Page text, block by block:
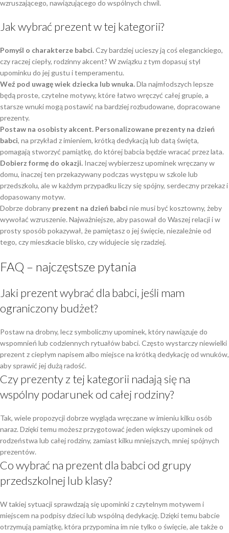
wzruszającego, nawiązującego do wspólnych chwil.
Jak wybrać prezent w tej kategorii?
Pomyśl o charakterze babci.Czy bardziej ucieszy ją coś eleganckiego,
czy raczej ciepły, rodzinny akcent? W związku z tym dopasuj styl
upominku do jej gustu i temperamentu.
Weź pod uwagę wiek dziecka lub wnuka.Dla najmłodszych lepsze
będą proste, czytelne motywy, które łatwo wręczyć całej grupie, a
starsze wnuki mogą postawić na bardziej rozbudowane, dopracowane
prezenty.
Postaw na osobisty akcent. Personalizowane prezenty na dzień
babci, na przykład z imieniem, krótką dedykacją lub datą święta,
pomagają stworzyć pamiątkę, do której babcia będzie wracać przez lata.
Dobierz formę do okazji. Inaczej wybierzesz upominek wręczany w
domu, inaczej ten przekazywany podczas występu w szkole lub
przedszkolu, ale w każdym przypadku liczy się spójny, serdeczny przekaz i
dopasowany motyw.
Dobrze dobrany prezent na dzień babci nie musi być kosztowny, żeby
wywołać wzruszenie. Najważniejsze, aby pasował do Waszej relacji i w
prosty sposób pokazywał, że pamiętasz o jej święcie, niezależnie od
tego, czy mieszkacie blisko, czy widujecie się rzadziej.
FAQ – najczęstsze pytania
Jaki prezent wybrać dla babci, jeśli mam
ograniczony budżet?
Postaw na drobny, lecz symboliczny upominek, który nawiązuje do
wspomnień lub codziennych rytuałów babci. Często wystarczy niewielki
prezent z ciepłym napisem albo miejsce na krótką dedykację od wnuków,
aby sprawić jej dużą radość.
Czy prezenty z tej kategorii nadają się na
wspólny podarunek od całej rodziny?
Tak, wiele propozycji dobrze wygląda wręczane w imieniu kilku osób
naraz. Dzięki temu możesz przygotować jeden większy upominek od
rodzeństwa lub całej rodziny, zamiast kilku mniejszych, mniej spójnych
prezentów.
Co wybrać na prezent dla babci od grupy
przedszkolnej lub klasy?
W takiej sytuacji sprawdzają się upominki z czytelnym motywem i
miejscem na podpisy dzieci lub wspólną dedykację. Dzięki temu babcie
otrzymują pamiątkę, która przypomina im nie tylko o święcie, ale także o